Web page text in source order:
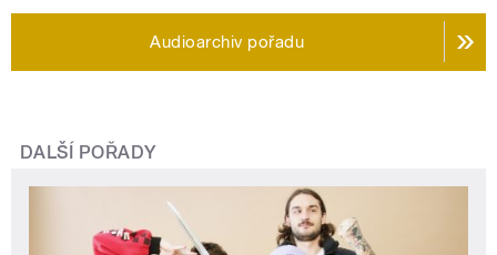
Audioarchiv pořadu
DALŠÍ POŘADY